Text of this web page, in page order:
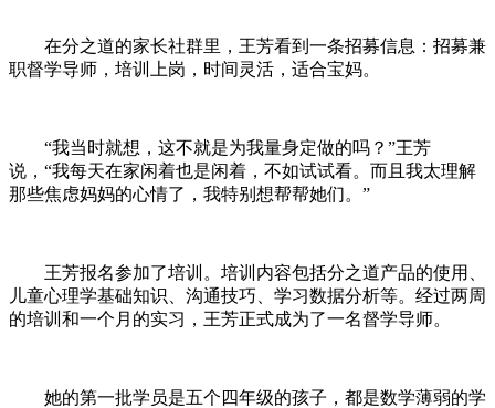
在分之道的家长社群里，王芳看到一条招募信息：招募兼
职督学导师，培训上岗，时间灵活，适合宝妈。
“我当时就想，这不就是为我量身定做的吗？”王芳
说，“我每天在家闲着也是闲着，不如试试看。而且我太理解
那些焦虑妈妈的心情了，我特别想帮帮她们。”
王芳报名参加了培训。培训内容包括分之道产品的使用、
儿童心理学基础知识、沟通技巧、学习数据分析等。经过两周
的培训和一个月的实习，王芳正式成为了一名督学导师。
她的第一批学员是五个四年级的孩子，都是数学薄弱的学